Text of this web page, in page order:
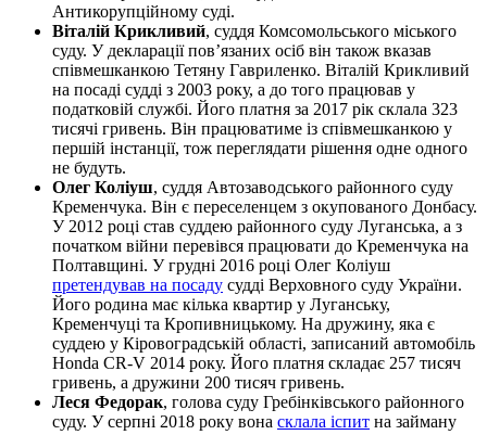
Антикорупційному суді.
Віталій Крикливий, суддя Комсомольського міського
суду. У декларації пов’язаних осіб він також вказав
співмешканкою Тетяну Гавриленко. Віталій Крикливий
на посаді судді з 2003 року, а до того працював у
податковій службі. Його платня за 2017 рік склала 323
тисячі гривень. Він працюватиме із співмешканкою у
першій інстанції, тож переглядати рішення одне одного
не будуть.
Олег Коліуш, суддя Автозаводського районного суду
Кременчука. Він є переселенцем з окупованого Донбасу.
У 2012 році став суддею районного суду Луганська, а з
початком війни перевівся працювати до Кременчука на
Полтавщині. У грудні 2016 році Олег Коліуш
претендував на посаду судді Верховного суду України.
Його родина має кілька квартир у Луганську,
Кременчуці та Кропивницькому. На дружину, яка є
суддею у Кіровоградській області, записаний автомобіль
Honda CR-V 2014 року. Його платня складає 257 тисяч
гривень, а дружини 200 тисяч гривень.
Леся Федорак, голова суду Гребінківського районного
суду. У серпні 2018 року вона склала іспит на займану